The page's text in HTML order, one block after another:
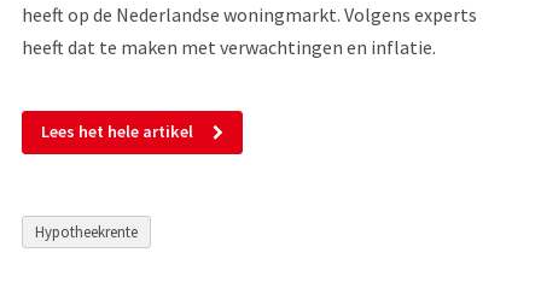
heeft op de Nederlandse woningmarkt. Volgens experts
heeft dat te maken met verwachtingen en inflatie.
Lees het hele artikel
Hypotheekrente